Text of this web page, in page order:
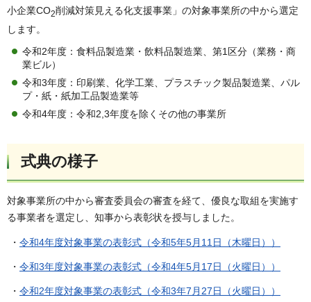
小企業CO2削減対策見える化支援事業」の対象事業所の中から選定
します。
令和2年度：食料品製造業・飲料品製造業、第1区分（業務・商
業ビル）
令和3年度：印刷業、化学工業、プラスチック製品製造業、パル
プ・紙・紙加工品製造業等
令和4年度：令和2,3年度を除くその他の事業所
式典の様子
対象事業所の中から審査委員会の審査を経て、優良な取組を実施す
る事業者を選定し、知事から表彰状を授与しました。
・ 令和4年度対象事業の表彰式（令和5年5月11日（木曜日））
・ 令和3年度対象事業の表彰式（令和4年5月17日（火曜日））
・ 令和2年度対象事業の表彰式（令和3年7月27日（火曜日））